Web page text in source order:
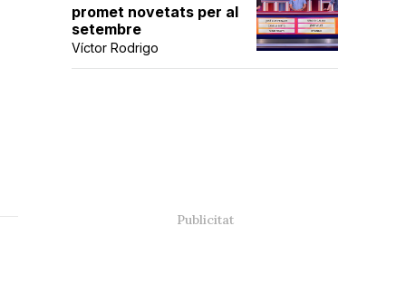
promet novetats per al
setembre
Víctor Rodrigo